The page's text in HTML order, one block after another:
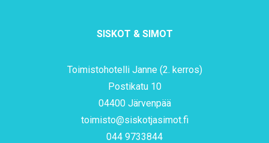
SISKOT & SIMOT
Toimistohotelli Janne (2. kerros)
Postikatu 10
04400 Järvenpää
toimisto@siskotjasimot.fi
044 9733844